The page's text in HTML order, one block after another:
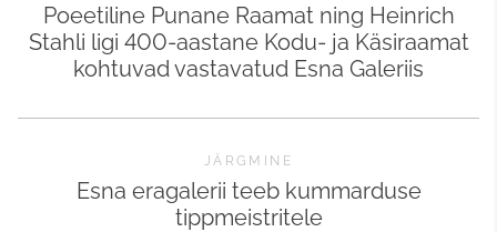
Poeetiline Punane Raamat ning Heinrich
Stahli ligi 400-aastane Kodu- ja Käsiraamat
kohtuvad vastavatud Esna Galeriis
JÄRGMINE
Esna eragalerii teeb kummarduse
tippmeistritele